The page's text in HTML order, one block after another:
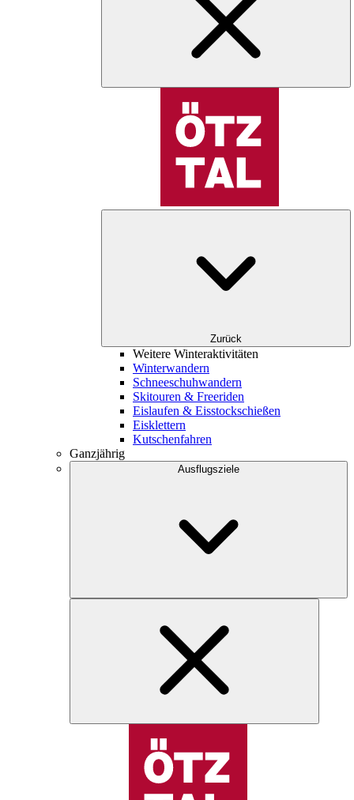
Zurück
Weitere Winteraktivitäten
Winterwandern
Schneeschuhwandern
Skitouren & Freeriden
Eislaufen & Eisstockschießen
Eisklettern
Kutschenfahren
Ganzjährig
Ausflugsziele